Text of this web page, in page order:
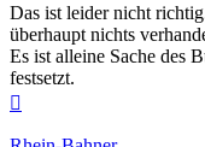
Das ist leider nicht
überhaupt nichts
Es ist alleine Sache des
festsetzt.